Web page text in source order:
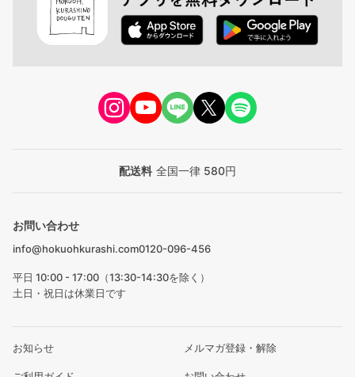
配送料 全国一律 580円
お問い合わせ
info@hokuohkurashi.com0120-096-456
平日 10:00 - 17:00（13:30-14:30を除く）
土日・祝日は休業日です
お知らせ メルマガ登録・解除